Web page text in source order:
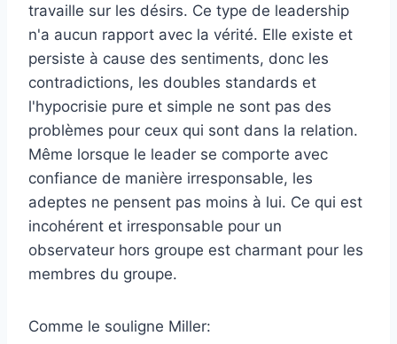
travaille sur les désirs. Ce type de leadership
n'a aucun rapport avec la vérité. Elle existe et
persiste à cause des sentiments, donc les
contradictions, les doubles standards et
l'hypocrisie pure et simple ne sont pas des
problèmes pour ceux qui sont dans la relation.
Même lorsque le leader se comporte avec
confiance de manière irresponsable, les
adeptes ne pensent pas moins à lui. Ce qui est
incohérent et irresponsable pour un
observateur hors groupe est charmant pour les
membres du groupe.
Comme le souligne Miller: